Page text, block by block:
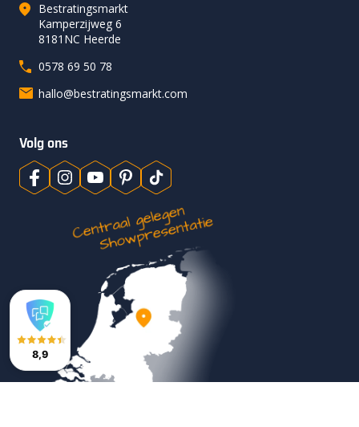
Bestratingsmarkt
Kamperzijweg 6
8181NC Heerde
0578 69 50 78
hallo@bestratingsmarkt.com
Volg ons
8,9